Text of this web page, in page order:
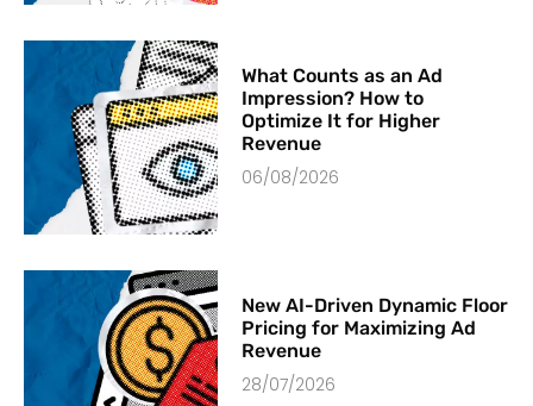
What Counts as an Ad
Impression? How to
Optimize It for Higher
Revenue
06/08/2026
New AI-Driven Dynamic Floor
Pricing for Maximizing Ad
Revenue
28/07/2026